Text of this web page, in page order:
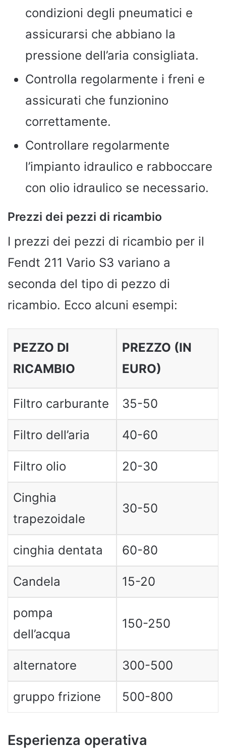
condizioni degli pneumatici e
assicurarsi che abbiano la
pressione dell’aria consigliata.
Controlla regolarmente i freni e
assicurati che funzionino
correttamente.
Controllare regolarmente
l’impianto idraulico e rabboccare
con olio idraulico se necessario.
Prezzi dei pezzi di ricambio
I prezzi dei pezzi di ricambio per il
Fendt 211 Vario S3 variano a
seconda del tipo di pezzo di
ricambio. Ecco alcuni esempi:
PEZZO DI
RICAMBIO
PREZZO (IN
EURO)
Filtro carburante 35-50
Filtro dell’aria 40-60
Filtro olio 20-30
Cinghia
trapezoidale
30-50
cinghia dentata 60-80
Candela 15-20
pompa
dell’acqua
150-250
alternatore 300-500
gruppo frizione 500-800
Esperienza operativa